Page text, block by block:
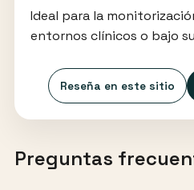
Ideal para la
entornos clínicos o bajo
Reseña en este sitio
Preguntas